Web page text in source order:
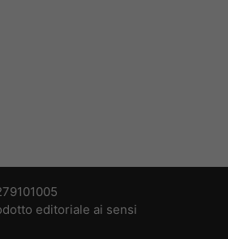
editoriale ai sensi